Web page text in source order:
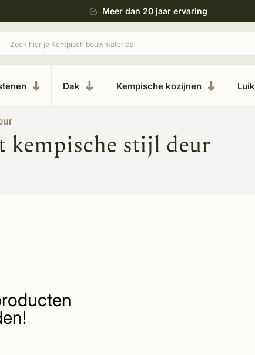
Meer dan 20 jaar ervaring
Dak Kempische kozijnen
kempische stijl deur